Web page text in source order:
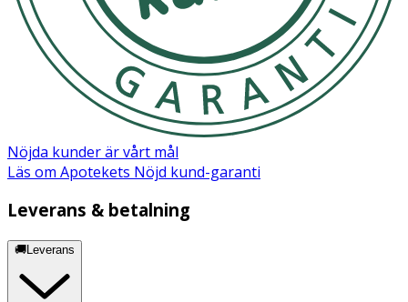
Nöjda kunder är vårt mål
Läs om Apotekets Nöjd kund-garanti
Leverans & betalning
🚚Leverans